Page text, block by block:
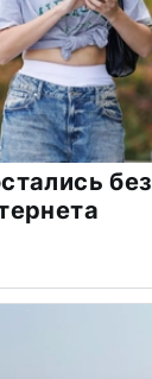
без